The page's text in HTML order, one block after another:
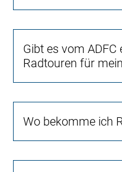
Gibt es vom
Radtouren für
Wo bekomme ich